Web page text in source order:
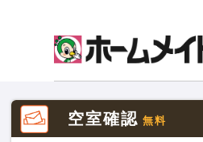
空室確認 無料